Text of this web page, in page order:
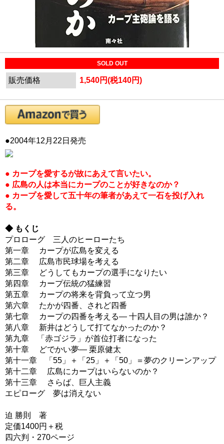
SOLD OUT
販売価格 1,540円(税140円)
●2004年12月22日発売
● カープを愛するが故にあえて言いたい。
● 広島の人は本当にカープのことが好きなのか？
● カープを愛して五十年の筆者があえて一石を投げ入れ
る。
◆ もくじ
プロローグ 三人のヒーローたち
第一章 カープが広島を変える
第二章 広島市民球場を考える
第三章 どうしてもカープの選手になりたい
第四章 カープ伝統の猛練習
第五章 カープの将来を背負って立つ男
第六章 たかが四番、されど四番
第七章 カープの四番を考える― 十四人目の男は誰か？
第八章 新井はどうして打てなかったのか？
第九章 「赤ゴジラ」が首位打者になった
第十章 どでかい夢― 栗原健太
第十一章 「55」＋「25」＋「50」＝夢のクリーンアップ
第十二章 広島にカープはいらないのか？
第十三章 さらば、巨人主義
エピローグ 夢は消えない
迫 勝則 著
定価1400円＋税
四六判・270ページ